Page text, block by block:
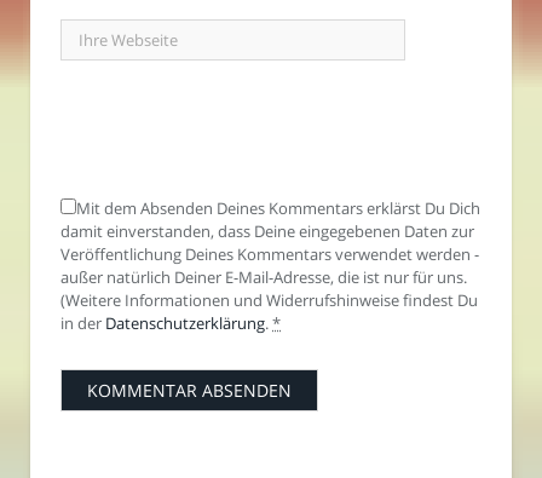
Mit dem Absenden Deines Kommentars erklärst Du Dich
damit einverstanden, dass Deine eingegebenen Daten zur
Veröffentlichung Deines Kommentars verwendet werden -
außer natürlich Deiner E-Mail-Adresse, die ist nur für uns.
(Weitere Informationen und Widerrufshinweise findest Du
in der Datenschutzerklärung.*